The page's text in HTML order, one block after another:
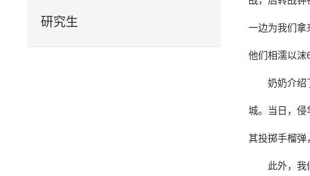
研究生 一边为我们拿
他们相濡以沫
奶奶介绍
城。当日，侵
其投掷手榴弹
此外，我